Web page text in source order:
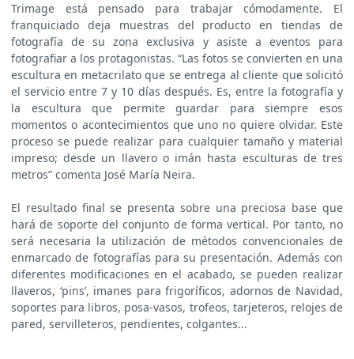
Trimage está pensado para trabajar cómodamente. El
franquiciado deja muestras del producto en tiendas de
fotografía de su zona exclusiva y asiste a eventos para
fotografiar a los protagonistas. “Las fotos se convierten en una
escultura en metacrilato que se entrega al cliente que solicitó
el servicio entre 7 y 10 días después. Es, entre la fotografía y
la escultura que permite guardar para siempre esos
momentos o acontecimientos que uno no quiere olvidar. Este
proceso se puede realizar para cualquier tamaño y material
impreso; desde un llavero o imán hasta esculturas de tres
metros” comenta José María Neira.
El resultado final se presenta sobre una preciosa base que
hará de soporte del conjunto de forma vertical. Por tanto, no
será necesaria la utilización de métodos convencionales de
enmarcado de fotografías para su presentación. Además con
diferentes modificaciones en el acabado, se pueden realizar
llaveros, ‘pins’, imanes para frigoríficos, adornos de Navidad,
soportes para libros, posa-vasos, trofeos, tarjeteros, relojes de
pared, servilleteros, pendientes, colgantes...